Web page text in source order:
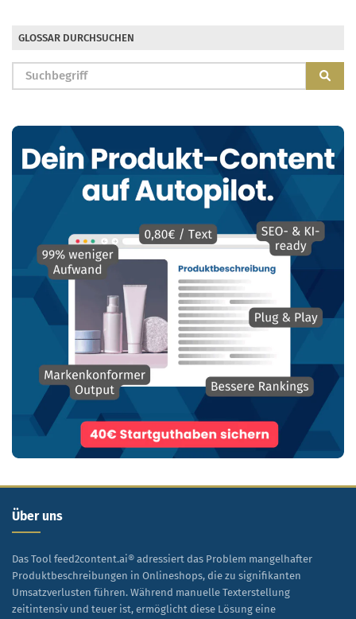
GLOSSAR DURCHSUCHEN
Über uns
Das Tool feed2content.ai® adressiert das Problem mangelhafter
Produktbeschreibungen in Onlineshops, die zu signifikanten
Umsatzverlusten führen. Während manuelle Texterstellung
zeitintensiv und teuer ist, ermöglicht diese Lösung eine